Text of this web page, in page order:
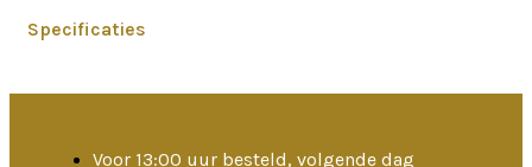
Specificaties
Voor 13:00 uur besteld, volgende dag